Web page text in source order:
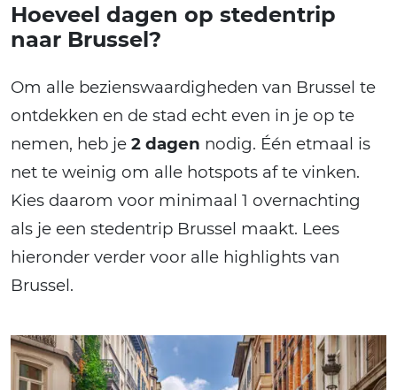
Hoeveel dagen op stedentrip
naar Brussel?
Om alle bezienswaardigheden van Brussel te
ontdekken en de stad echt even in je op te
nemen, heb je 2 dagen nodig. Één etmaal is
net te weinig om alle hotspots af te vinken.
Kies daarom voor minimaal 1 overnachting
als je een stedentrip Brussel maakt. Lees
hieronder verder voor alle highlights van
Brussel.